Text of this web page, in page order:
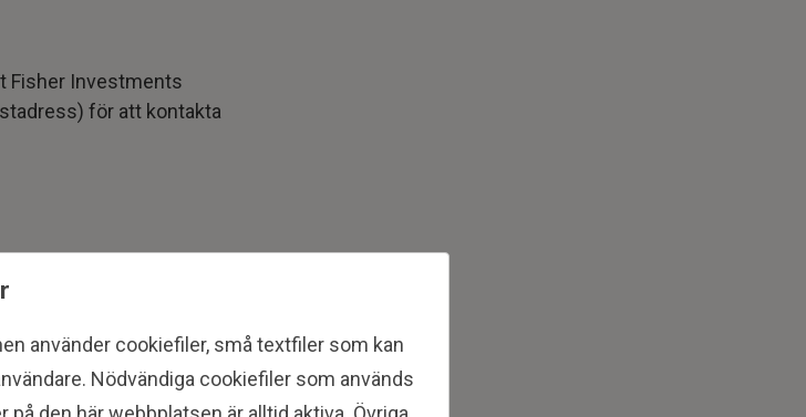
Fisher Investments
för att kontakta
använder cookiefiler, små textfiler som kan
Nödvändiga cookiefiler som används